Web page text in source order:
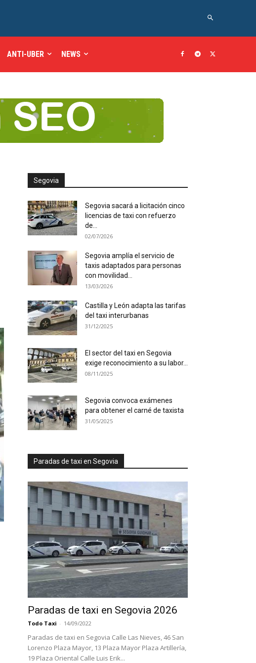
ANTI-UBER NEWS
Segovia
Segovia sacará a licitación cinco
licencias de taxi con refuerzo
de...
02/07/2026
Segovia amplía el servicio de
taxis adaptados para personas
con movilidad...
13/03/2026
Castilla y León adapta las tarifas
del taxi interurbanas
31/12/2025
El sector del taxi en Segovia
exige reconocimiento a su labor...
08/11/2025
Segovia convoca exámenes
para obtener el carné de taxista
31/05/2025
Paradas de taxi en Segovia
Paradas de taxi en Segovia 2026
Todo Taxi - 14/09/2022
Paradas de taxi en Segovia Calle Las Nieves, 46 San
Lorenzo Plaza Mayor, 13 Plaza Mayor Plaza Artillería,
19 Plaza Oriental Calle Luis Erik...